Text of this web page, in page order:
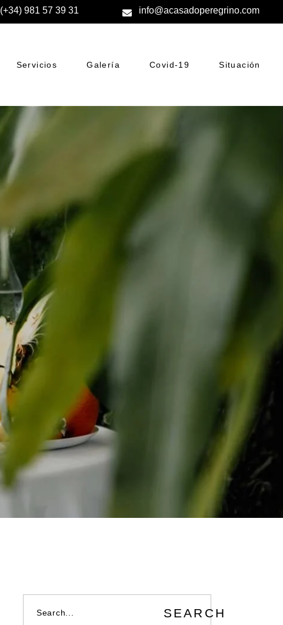
(+34) 981 57 39 31 info@acasadoperegrino.com
Servicios Galería Covid-19 Situación
SEARCH